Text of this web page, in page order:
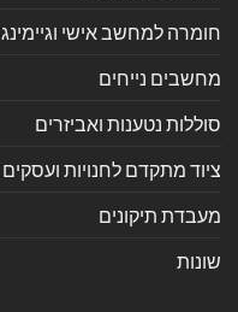
חומרה למחשב אישי וגיימינג
מחשבים נייחים
סוללות נטענות ואביזרים
ציוד מתקדם לחנויות ועסקים
מעבדת תיקונים
שונות